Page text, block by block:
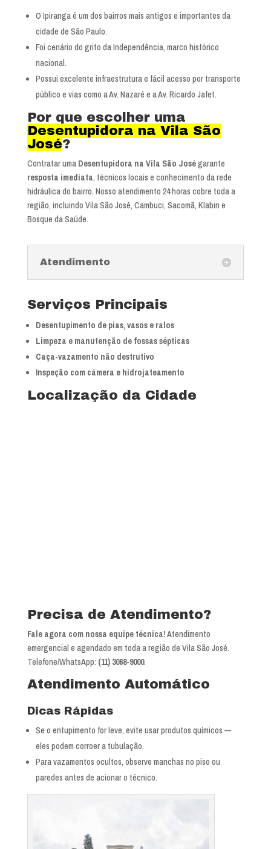
O Ipiranga é um dos bairros mais antigos e importantes da
cidade de São Paulo.
Foi cenário do grito da Independência, marco histórico
nacional.
Possui excelente infraestrutura e fácil acesso por transporte
público e vias como a Av. Nazaré e a Av. Ricardo Jafet.
Por que escolher uma
Desentupidora na Vila São
José?
Contratar uma Desentupidora na Vila São Joségarante
resposta imediata, técnicos locais e conhecimento da rede
hidráulica do bairro. Nosso atendimento 24 horas cobre toda a
região, incluindo Vila São José, Cambuci, Sacomã, Klabin e
Bosque da Saúde.
Atendimento
Serviços Principais
Desentupimento de pias, vasos e ralos
Limpeza e manutenção de fossas sépticas
Caça-vazamento não destrutivo
Inspeção com câmera e hidrojateamento
Localização da Cidade
Precisa de Atendimento?
Fale agora com nossa equipe técnica!Atendimento
emergencial e agendado em toda a região de Vila São José.
Telefone/WhatsApp: (11) 3068-9000.
Atendimento Automático
Dicas Rápidas
Se o entupimento for leve, evite usar produtos químicos —
eles podem corroer a tubulação.
Para vazamentos ocultos, observe manchas no piso ou
paredes antes de acionar o técnico.